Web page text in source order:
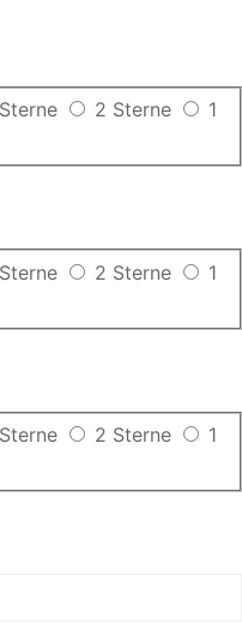
2 Sterne
1
2 Sterne
1
2 Sterne
1